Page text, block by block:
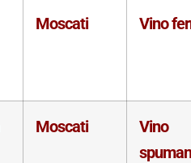
Moscati Vino
Moscati
Vino